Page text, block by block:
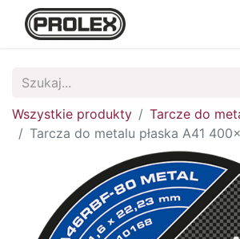
Wszystkie produkty
Tarcze do
Tarcza do metalu płaska A41